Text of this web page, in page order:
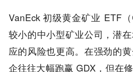
VanEck 初级黄金矿业 ETF
较小的中小型矿业公司，潜
应的风险也更高。在强劲的
企往往大幅跑赢 GDX，但在